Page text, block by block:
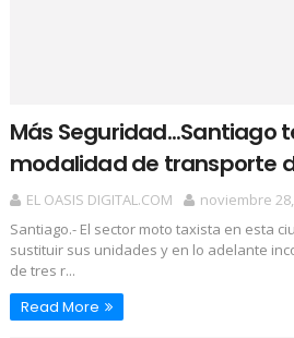
Más Seguridad...Santiago
modalidad de transporte
EL OASIS DIGITAL.COM
noviembre
Santiago.- El sector moto taxista en esta
sustituir sus unidades y en lo adelante
de tres r...
Read More